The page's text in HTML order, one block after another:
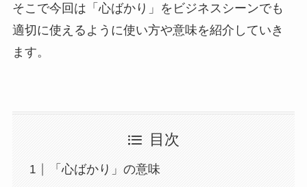
そこで今回は「心ばかり」をビジネスシーンでも
適切に使えるように使い方や意味を紹介していき
ます。
目次
「心ばかり」の意味